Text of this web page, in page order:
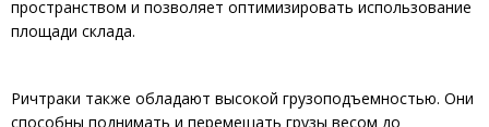
пространством и позволяет оптимизировать использование
площади склада.
Ричтраки также обладают высокой грузоподъемностью. Они
способны поднимать и перемещать грузы весом до